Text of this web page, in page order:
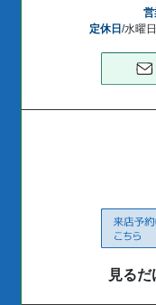
営
定休日 /水曜
見るだ